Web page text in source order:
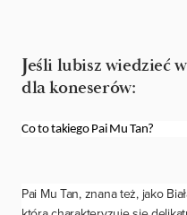
Jeśli lubisz wiedzieć
dla koneserów:
Co to takiego Pai Mu Tan?
Pai Mu Tan, znana też, jako